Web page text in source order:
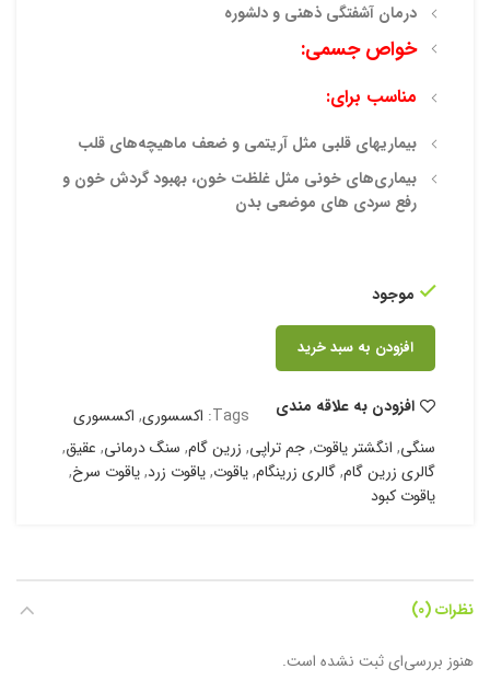
درمان آشفتگی ذهنی و دلشوره
خواص جسمی:
مناسب برای:
بیماریهای قلبی مثل آریتمی و ضعف ماهیچه‌های قلب
بیماری‌های خونی مثل غلظت خون، بهبود گردش خون و
رفع سردی های موضعی بدن
موجود
افزودن به سبد خرید
افزودن به علاقه مندی Tags: اکسسوری, اکسسوری
سنگی, انگشتر یاقوت,جم تراپی, زرین گام, سنگ درمانی, عقیق,
گالری زرین گام,گالری زرینگام,یاقوت,یاقوت زرد,یاقوت سرخ,
یاقوت کبود
نظرات (0)
هنوز بررسی‌ای ثبت نشده است.